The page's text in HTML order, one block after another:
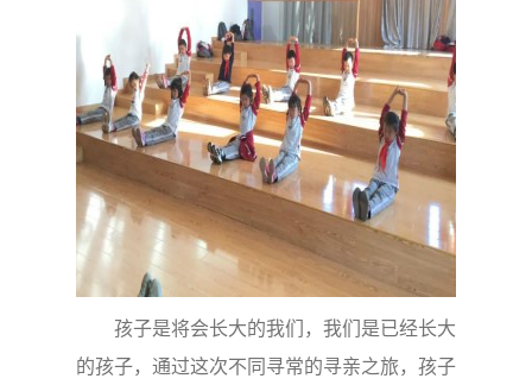
孩子是将会长大的我们，我们是已经长大
的孩子，通过这次不同寻常的寻亲之旅，孩子